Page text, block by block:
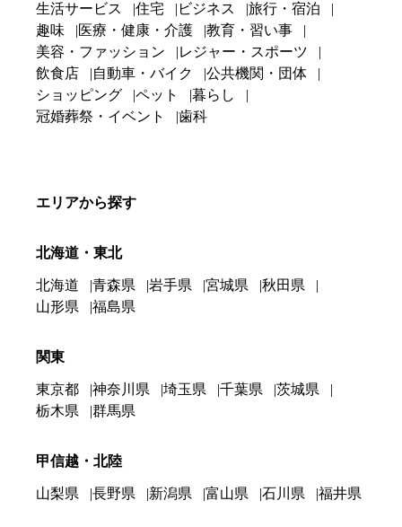
生活サービス 住宅 ビジネス
旅行・宿泊
趣味
医療・健康・介護
教育・習い事
美容・ファッション
レジャー・スポーツ
飲食店
自動車・バイク
公共機関・団体
ショッピング
ペット
暮らし
冠婚葬祭・イベント
歯科
エリアから探す
北海道・東北
北海道 青森県 岩手県 宮城県
秋田県
山形県
福島県
関東
東京都 神奈川県 埼玉県 千葉県
茨城県
栃木県
群馬県
甲信越・北陸
山梨県 長野県 新潟県 富山県 石川県 福井県